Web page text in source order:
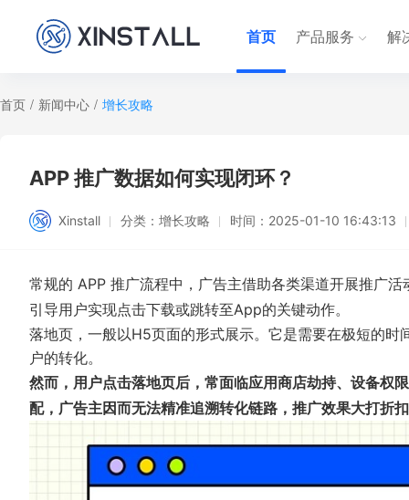
首页 产品服务 解
首页 / 新闻中心 / 增长攻略
APP 推广数据如何实现闭环？
Xinstall 分类： 增长攻略 时间： 2025-01-10 16:43:13
常规的 APP 推广流程中，广告主借助各类渠道开展推广
引导用户实现点击下载或跳转至App的关键动作。
落地页，一般以H5页面的形式展示。它是需要在极短的
户的转化。
然而，用户点击落地页后，常面临应用商店劫持、设备权
配，广告主因而无法精准追溯转化链路，推广效果大打折